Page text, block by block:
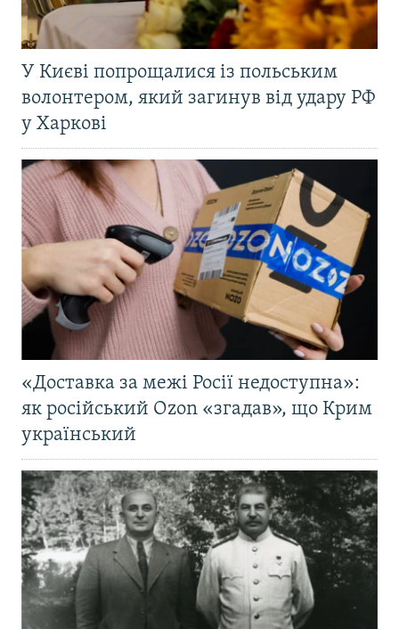
У Києві попрощалися із польським
волонтером, який загинув від удару РФ
у Харкові
«Доставка за межі Росії недоступна»:
як російський Ozon «згадав», що Крим
український